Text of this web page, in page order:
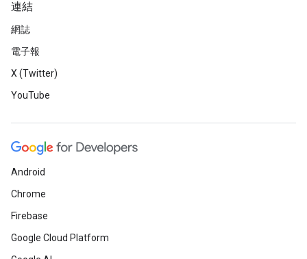
連結
網誌
電子報
X (Twitter)
YouTube
Android
Chrome
Firebase
Google Cloud Platform